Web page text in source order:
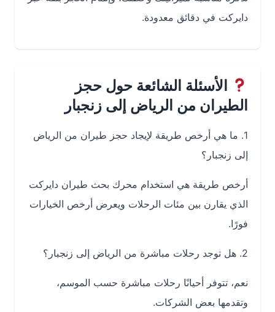
دايركت في دقائق معدودة.
الأسئلة الشائعة حول حجز
الطيران من الرياض إلى زنجبار
1. ما هي أرخص طريقة لإيجاد حجز طيران من الرياض
إلى زنجبار؟
أرخص طريقة هي استخدام محرك بحث طيران دايركت
الذي يقارن بين مئات الرحلات ويعرض أرخص الخيارات
نعم، تتوفر أحيانًا رحلات مباشرة حسب الموسم،
وتقدمها بعض الشركات.